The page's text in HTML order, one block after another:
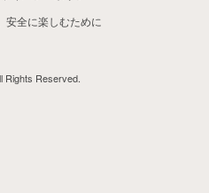
安全に楽しむために
Rights Reserved.